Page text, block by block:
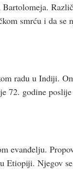
smrću i da se
radu u Indiji.
72. godine
evanđelju.
Etiopiji. Njegov